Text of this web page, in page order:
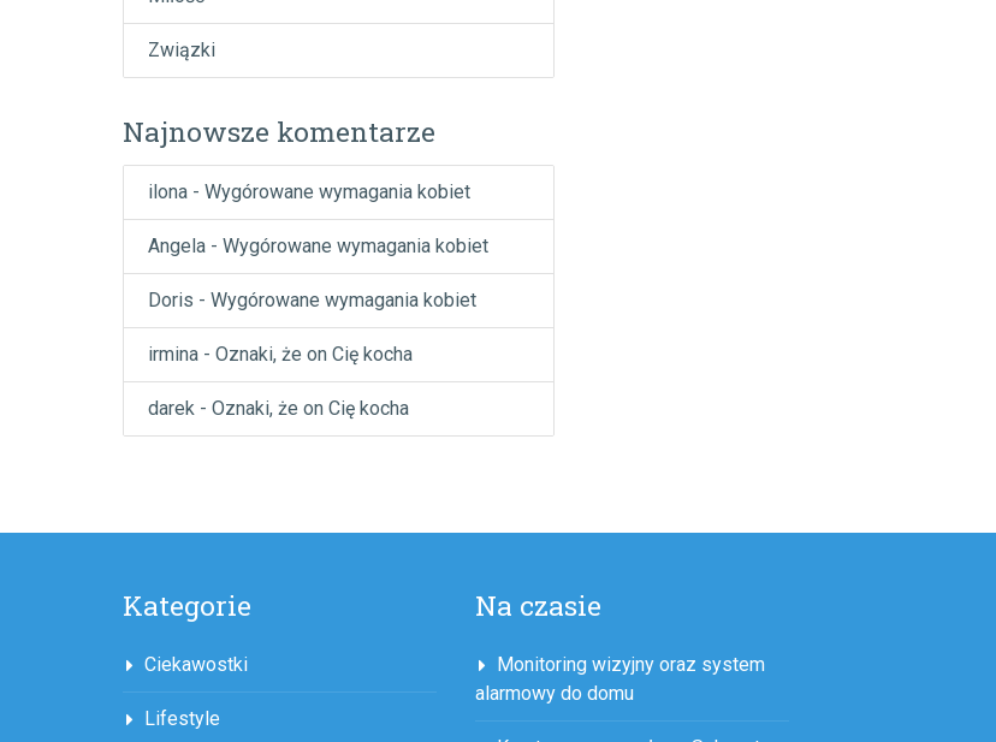
Związki
Najnowsze komentarze
ilona - Wygórowane wymagania kobiet
Angela - Wygórowane wymagania kobiet
Doris - Wygórowane wymagania kobiet
irmina - Oznaki, że on Cię kocha
darek - Oznaki, że on Cię kocha
Kategorie
Ciekawostki
Lifestyle
Na czasie
Monitoring wizyjny oraz system
alarmowy do domu